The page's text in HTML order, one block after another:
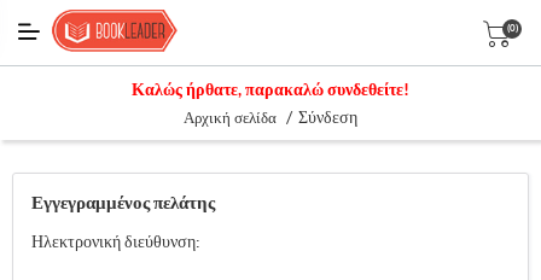
(0)
Καλώς ήρθατε, παρακαλώ συνδεθείτε!
Αρχική σελίδα / Σύνδεση
Εγγεγραμμένος πελάτης
Ηλεκτρονική διεύθυνση: